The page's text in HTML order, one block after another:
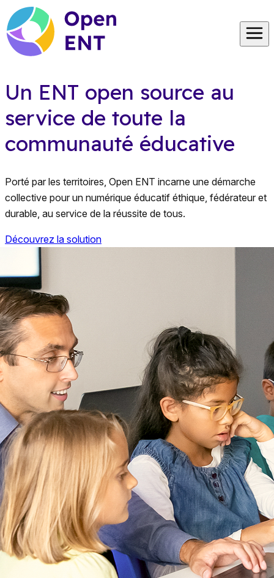
Un ENT open source au
service de toute la
communauté éducative
Porté par les territoires, Open ENT incarne une démarche
collective pour un numérique éducatif éthique, fédérateur et
durable, au service de la réussite de tous.
Découvrez la solution